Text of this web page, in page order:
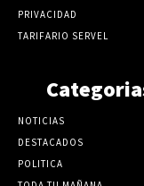
PRIVACIDAD
TARIFARIO SERVEL
NOTICIAS
DESTACADOS
POLITICA